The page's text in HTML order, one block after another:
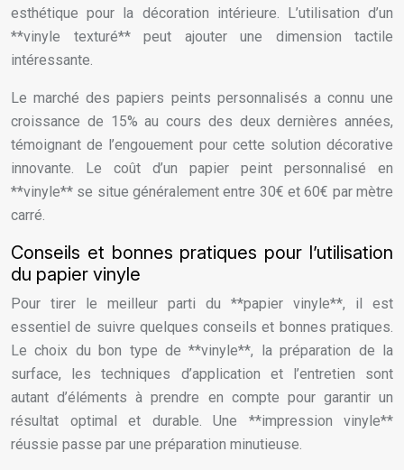
esthétique pour la décoration intérieure. L’utilisation d’un
**vinyle texturé** peut ajouter une dimension tactile
intéressante.
Le marché des papiers peints personnalisés a connu une
croissance de 15% au cours des deux dernières années,
témoignant de l’engouement pour cette solution décorative
innovante. Le coût d’un papier peint personnalisé en
**vinyle** se situe généralement entre 30€ et 60€ par mètre
carré.
Conseils et bonnes pratiques pour l’utilisation
du papier vinyle
Pour tirer le meilleur parti du **papier vinyle**, il est
essentiel de suivre quelques conseils et bonnes pratiques.
Le choix du bon type de **vinyle**, la préparation de la
surface, les techniques d’application et l’entretien sont
autant d’éléments à prendre en compte pour garantir un
résultat optimal et durable. Une **impression vinyle**
réussie passe par une préparation minutieuse.